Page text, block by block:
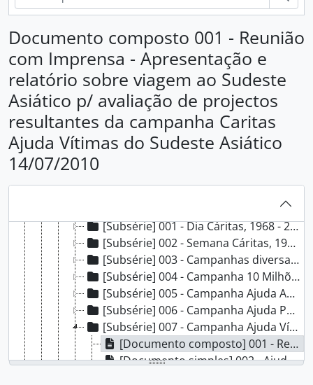
Documento composto 001 - Reunião
com Imprensa - Apresentação e
relatório sobre viagem ao Sudeste
Asiático p/ avaliação de projectos
resultantes da campanha Caritas
Ajuda Vítimas do Sudeste Asiático
14/07/2010
[Fundo] AHCP - Arquivo Histórico da Cáritas Portuguesa, 1946 - 2023
[Secção] B - Departamentos e serviços, 1947 - 2023
[Subsecção] A - Recursos humanos, 1952 - 2021
[Subsecção] B - Expediente, 1978 - 2020
[Subsecção] C - Gestão financeira, 1947 - 2017
[Subsecção] D - Património, 1956 - 2013
[Subsecção] E - Contencioso, 1962 - 1994
[Subsecção] F - Comunicação e imagem, 1948 - 2023
[Série] 001 - Correspondência, 2004 - 2005
[Série] 004 - Comunicação institucional, 1968 - 2021
[Subsérie] 001 - Dia Cáritas, 1968 - 2012
[Subsérie] 002 - Semana Cáritas, 1999 - 2014
[Subsérie] 003 - Campanhas diversas, [1979] - 2021
[Subsérie] 004 - Campanha 10 Milhões de Estrelas, 2003 - 2013
[Subsérie] 005 - Campanha Ajuda Angola, 1999, 2001 - 2005
[Subsérie] 006 - Campanha Ajuda Portugal, Incêndios, 2003, 2001 - 2006
[Subsérie] 007 - Campanha Ajuda Vítimas do Sudeste Asiático, 2004, 2004 - 2012
[Documento composto] 001 - Reunião com Imprensa - Apresentação e relatório sobre viagem ao Sudeste Asiático p/ avaliação de projectos resultantes da campanha Caritas Ajuda Vítimas do Sudeste Asiático 14/07/2010, 2010
[Documento simples] 002 - Ajuda Humanitária Sri Lanka, [200?]